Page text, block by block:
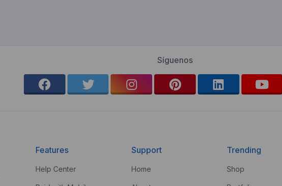
Síguenos
Features
Help Center
Support
Home
Trending
Shop